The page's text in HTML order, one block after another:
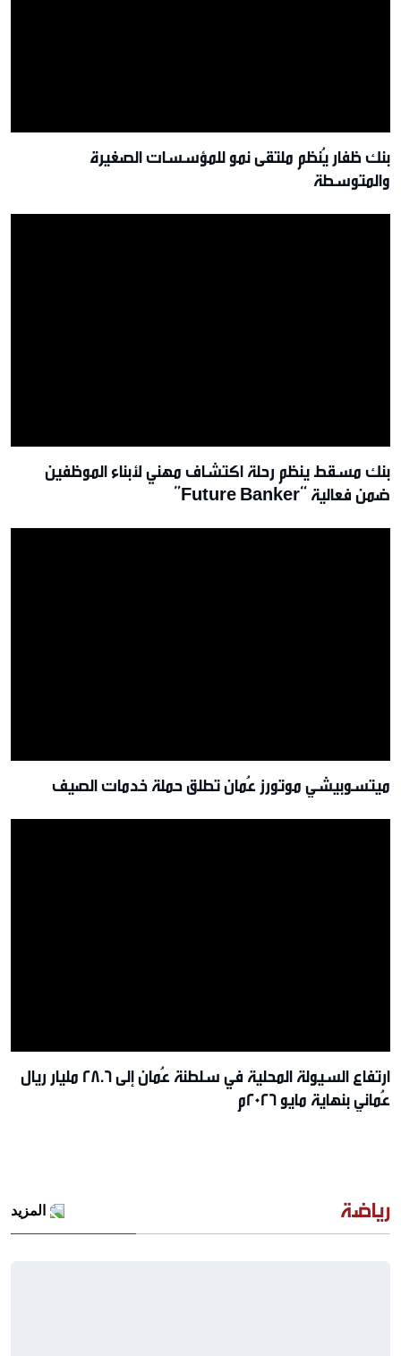
بنك ظفار يُنظم ملتقى نمو للمؤسسات الصغيرة
والمتوسطة
بنك مسقط ينظم رحلة اكتشاف مهني لأبناء الموظفين
ضمن فعالية “Future Banker”
ميتسوبيشي موتورز عُمان تطلق حملة خدمات الصيف
ارتفاع السيولة المحلية في سلطنة عُمان إلى 28.6 مليار ريال
عُماني بنهاية مايو 2026م
رياضة المزيد